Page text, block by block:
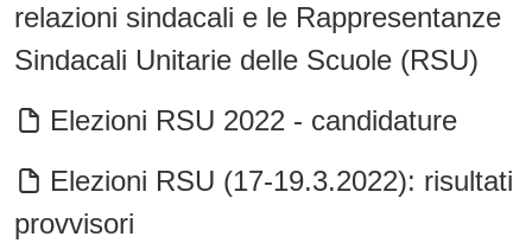
relazioni sindacali e le Rappresentanze
Sindacali Unitarie delle Scuole (RSU)
Elezioni RSU 2022 - candidature
Elezioni RSU (17-19.3.2022): risultati
provvisori